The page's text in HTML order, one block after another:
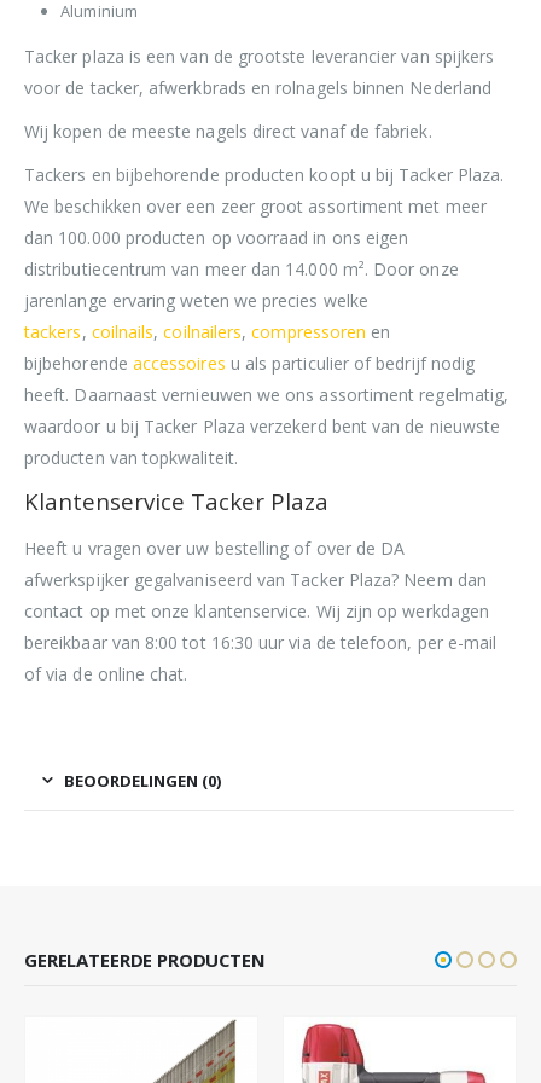
Aluminium
Tacker plaza is een van de grootste leverancier van spijkers
voor de tacker, afwerkbrads en rolnagels binnen Nederland
Wij kopen de meeste nagels direct vanaf de fabriek.
Tackers en bijbehorende producten koopt u bij Tacker Plaza.
We beschikken over een zeer groot assortiment met meer
dan 100.000 producten op voorraad in ons eigen
distributiecentrum van meer dan 14.000 m². Door onze
jarenlange ervaring weten we precies welke
tackers, coilnails,coilnailers,compressoren en
bijbehorende accessoires u als particulier of bedrijf nodig
heeft. Daarnaast vernieuwen we ons assortiment regelmatig,
waardoor u bij Tacker Plaza verzekerd bent van de nieuwste
producten van topkwaliteit.
Klantenservice Tacker Plaza
Heeft u vragen over uw bestelling of over de DA
afwerkspijker gegalvaniseerd van Tacker Plaza? Neem dan
contact op met onze klantenservice. Wij zijn op werkdagen
bereikbaar van 8:00 tot 16:30 uur via de telefoon, per e-mail
of via de online chat.
BEOORDELINGEN (0)
GERELATEERDE PRODUCTEN